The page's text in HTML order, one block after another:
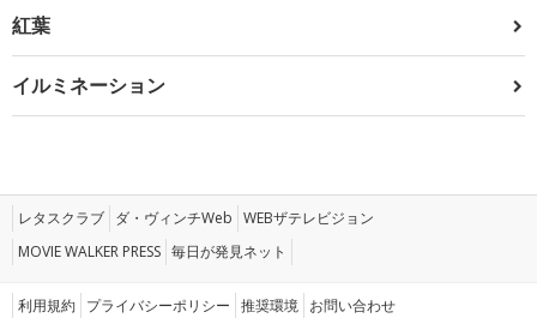
紅葉
イルミネーション
レタスクラブ ダ・ヴィンチWeb WEBザテレビジョン
MOVIE WALKER PRESS 毎日が発見ネット
利用規約 プライバシーポリシー 推奨環境 お問い合わせ